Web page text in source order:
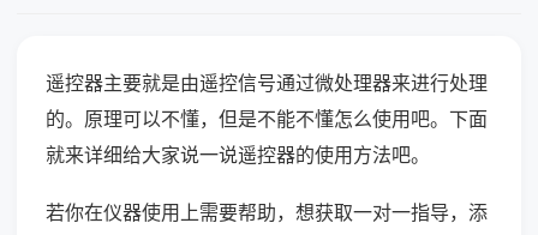
遥控器主要就是由遥控信号通过微处理器来进行处理
的。原理可以不懂，但是不能不懂怎么使用吧。下面
就来详细给大家说一说遥控器的使用方法吧。
若你在仪器使用上需要帮助，想获取一对一指导，添